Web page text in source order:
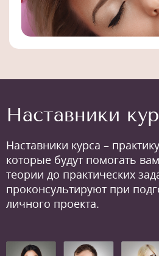
Наставники
Наставники курса –
которые будут помогать
теории до практических
проконсультируют при
личного проекта.